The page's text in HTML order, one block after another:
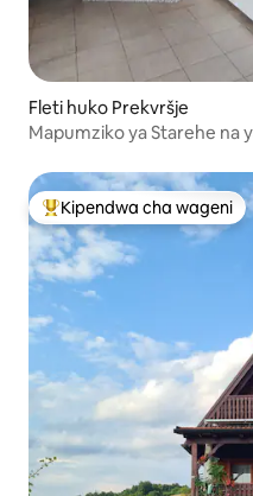
Fleti huko Prekvršje
Mapumziko ya Starehe na
Kipendwa maarufu cha
Kipendwa cha wageni